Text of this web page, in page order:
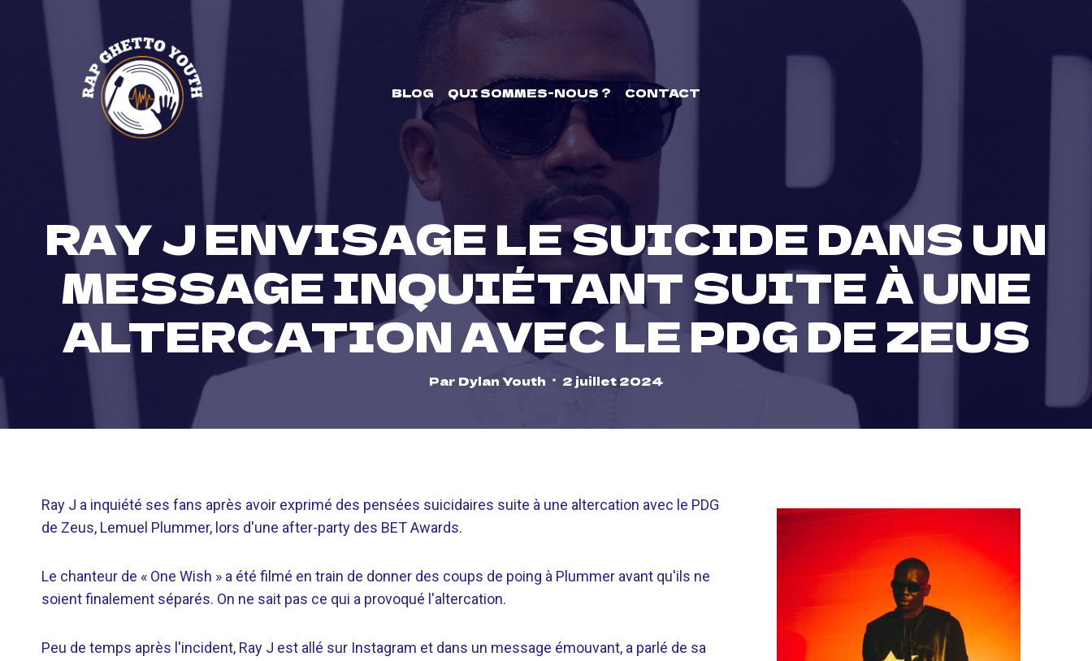
BLOG QUI SOMMES-NOUS ? CONTACT
RAY J ENVISAGE LE SUICIDE DANS UN
MESSAGE INQUIÉTANT SUITE À UNE
ALTERCATION AVEC LE PDG DE ZEUS
Par Dylan Youth 2 juillet 2024
Ray J a inquiété ses fans après avoir exprimé des pensées suicidaires suite à une altercation avec le PDG
de Zeus, Lemuel Plummer, lors d'une after-party des BET Awards.
Le chanteur de « One Wish » a été filmé en train de donner des coups de poing à Plummer avant qu'ils ne
soient finalement séparés. On ne sait pas ce qui a provoqué l'altercation.
Peu de temps après l'incident, Ray J est allé sur Instagram et dans un message émouvant, a parlé de sa